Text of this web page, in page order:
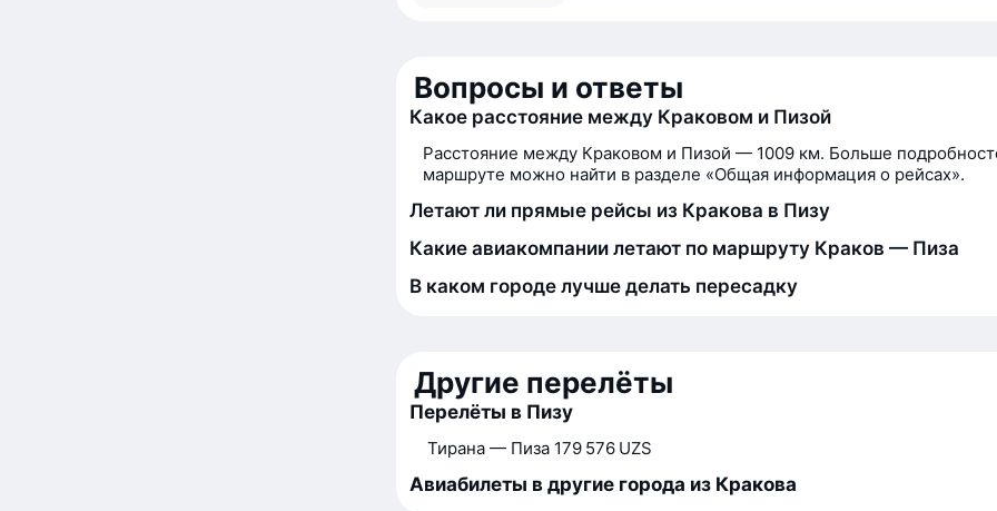
Вопросы и ответы
Какое расстояние между Краковом и Пизой
Расстояние между Краковом и Пизой — 1009 км. Больше
маршруте можно найти в разделе «Общая информация о рейсах».
Летают ли прямые рейсы из Кракова в Пизу
Какие авиакомпании летают по маршруту Краков — Пиза
В каком городе лучше делать пересадку
Другие перелёты
Перелёты в Пизу
Тирана — Пиза 179 576 UZS
Авиабилеты в другие города из Кракова